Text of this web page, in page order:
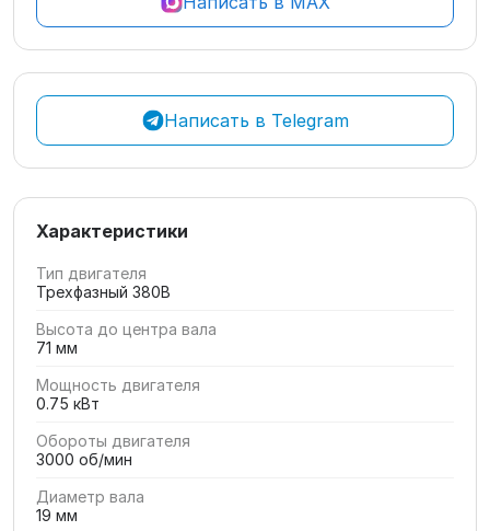
Написать в Telegram
Характеристики
Тип двигателя
Трехфазный 380В
Высота до центра вала
71 мм
Мощность двигателя
0.75 кВт
Обороты двигателя
3000 об/мин
Диаметр вала
19 мм